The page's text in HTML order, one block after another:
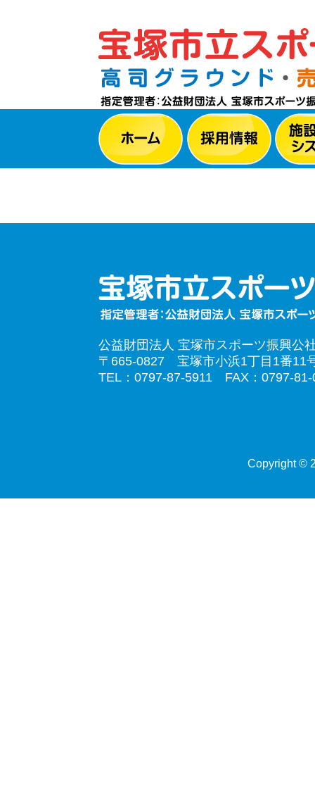
公益財団法人 宝塚市スポーツ振興公
〒665-0827 宝塚市小浜1丁目1番11
TEL：0797-87-5911 FAX：0797-81-
Copyright ©